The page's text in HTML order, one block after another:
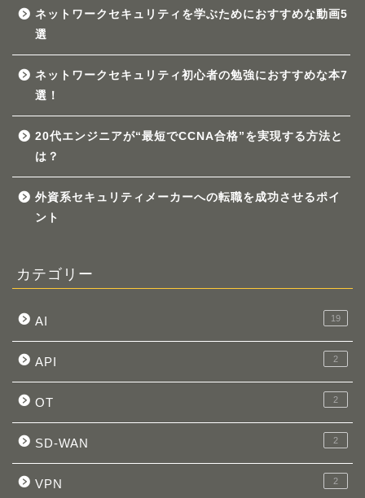
ネットワークセキュリティを学ぶためにおすすめな動画5
選
ネットワークセキュリティ初心者の勉強におすすめな本7
選！
20代エンジニアが“最短でCCNA合格”を実現する方法と
は？
外資系セキュリティメーカーへの転職を成功させるポイ
ント
カテゴリー
AI 19
API 2
OT 2
SD-WAN 2
VPN 2